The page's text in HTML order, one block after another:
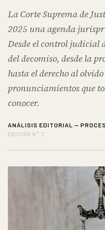
La Corte Suprema de
2025 una agenda
Desde el control judicial
del decomiso, desde la
hasta el derecho al
pronunciamientos que
conocer.
ANÁLISIS EDITORIAL —
EDICIÓN N° 7